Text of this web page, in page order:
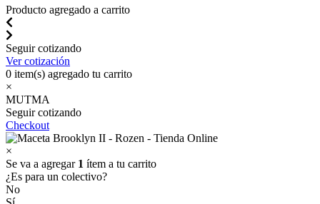
Producto agregado a carrito
Seguir cotizando
Ver cotización
0 item(s) agregado tu carrito
×
MUTMA
Seguir cotizando
Checkout
×
Se va a agregar 1 ítem a tu carrito
¿Es para un colectivo?
No